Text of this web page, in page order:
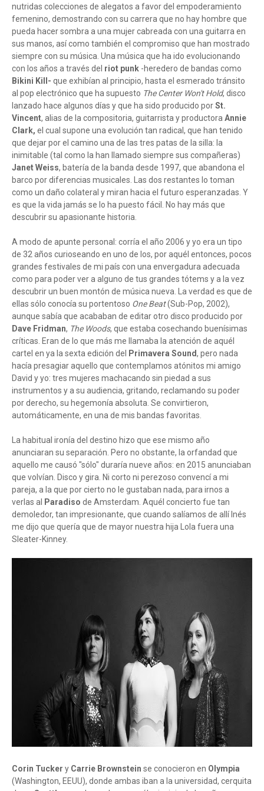
nutridas colecciones de alegatos a favor del empoderamiento
femenino, demostrando con su carrera que no hay hombre que
pueda hacer sombra a una mujer cabreada con una guitarra en
sus manos, así como también el compromiso que han mostrado
siempre con su música. Una música que ha ido evolucionando
con los años a través del riot punk -heredero de bandas como
Bikini Kill- que exhibían al principio, hasta el esmerado tránsito
al pop electrónico que ha supuesto The Center Won't Hold, disco
lanzado hace algunos días y que ha sido producido porSt.
Vincent, alias de la compositoria, guitarrista y productoraAnnie
Clark, el cual supone una evolución tan radical, que han tenido
que dejar por el camino una de las tres patas de la silla: la
inimitable (tal como la han llamado siempre sus compañeras)
Janet Weiss, batería de la banda desde 1997, que abandona el
barco por diferencias musicales. Las dos restantes lo toman
como un daño colateral y miran hacia el futuro esperanzadas. Y
es que la vida jamás se lo ha puesto fácil. No hay más que
descubrir su apasionante historia.
A modo de apunte personal: corría el año 2006 y yo era un tipo
de 32 años curioseando en uno de los, por aquél entonces, pocos
grandes festivales de mi país con una envergadura adecuada
como para poder ver a alguno de tus grandes tótems y a la vez
descubrir un buen montón de música nueva. La verdad es que de
ellas sólo conocía su portentoso One Beat(Sub-Pop, 2002),
aunque sabía que acababan de editar otro disco producido por
Dave Fridman, The Woods, que estaba cosechando buenísimas
críticas. Eran de lo que más me llamaba la atención de aquél
cartel en ya la sexta edición del
Primavera Sound, pero nada
hacía presagiar aquello que contemplamos atónitos mi amigo
David y yo: tres mujeres machacando sin piedad a sus
instrumentos y a su audiencia, gritando, reclamando su poder
por derecho, su hegemonía absoluta. Se convirtieron,
automáticamente, en una de mis bandas favoritas.
La habitual ironía del destino hizo que ese mismo año
anunciaran su separación. Pero no obstante, la orfandad que
aquello me causó "sólo" duraría nueve años: en 2015 anunciaban
que volvían. Disco y gira. Ni corto ni perezoso convencí a mi
pareja, a la que por cierto no le gustaban nada, para irnos a
verlas al Paradiso de Amsterdam. Aquél concierto fue tan
demoledor, tan impresionante, que cuando salíamos de allí Inés
me dijo que quería que de mayor nuestra hija Lola fuera una
Sleater-Kinney.
Corin Tucker y Carrie Brownstein se conocieron en Olympia
(Washington, EEUU), donde ambas iban a la universidad, cerquita